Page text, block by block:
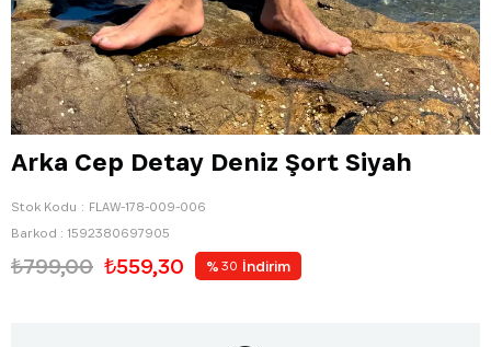
Arka Cep Detay Deniz Şort Siyah
Stok Kodu
FLAW-178-009-006
Barkod : 1592380697905
₺799,00 ₺559,30 % 30 İndirim